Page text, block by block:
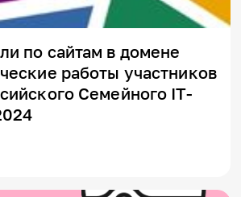
по сайтам в домене
работы участников
Семейного IT-